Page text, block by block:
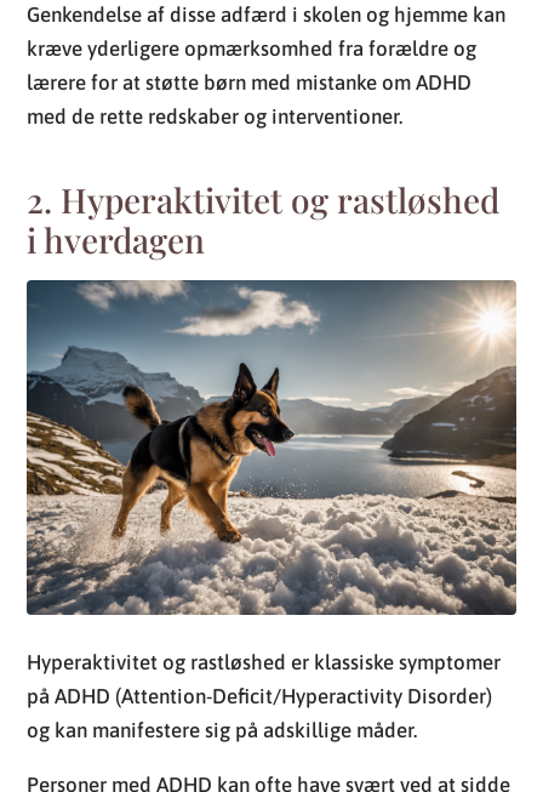
Genkendelse af disse adfærd i skolen og hjemme kan
kræve yderligere opmærksomhed fra forældre og
lærere for at støtte børn med mistanke om ADHD
med de rette redskaber og interventioner.
2. Hyperaktivitet og rastløshed
i hverdagen
Hyperaktivitet og rastløshed er klassiske symptomer
på ADHD (Attention-Deficit/Hyperactivity Disorder)
og kan manifestere sig på adskillige måder.
Personer med ADHD kan ofte have svært ved at sidde